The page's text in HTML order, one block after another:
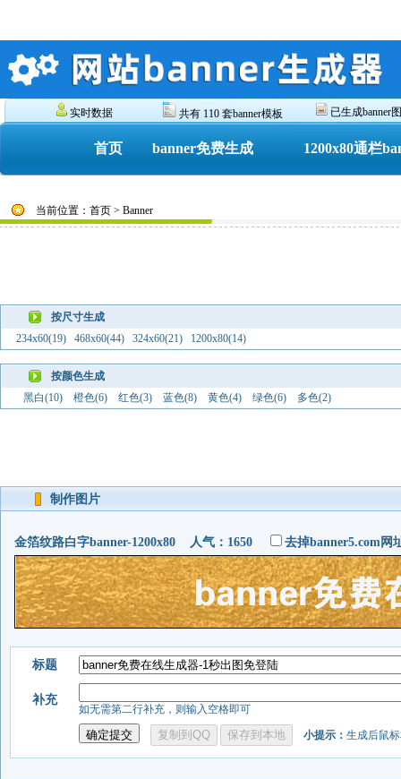
实时数据 共有 110 套banner模板 已生成banner
首页 banner免费生成 1200x80通栏
当前位置：首页 > Banner
按尺寸生成
234x60(19)
468x60(44) 324x60(21) 1200x80(14)
按颜色生成
黑白(10)
橙色(6) 红色(3) 蓝色(8) 黄色(4) 绿色(6) 多色(2)
制作图片
金箔纹路白字banner-1200x80 人气：1650 去掉banner5.com网
标题
补充
如无需第二行补充，则输入空格即可
小提示： 生成后鼠